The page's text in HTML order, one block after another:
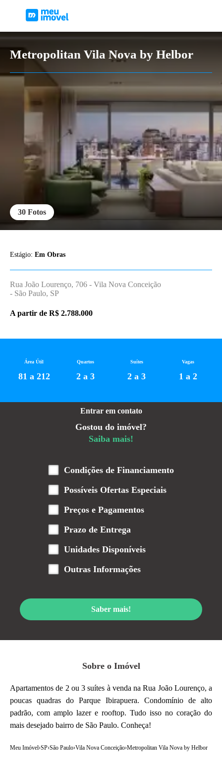
Metropolitan Vila Nova by Helbor
30 Fotos
Sobre o Imóvel
Apartamentos de 2 ou 3 suítes à venda na Rua João Lourenço, a
poucas quadras do Parque Ibirapuera. Condomínio de alto
padrão, com amplo lazer e rooftop. Tudo isso no coração do
mais desejado bairro de São Paulo. Conheça!
Meu Imóvel›SP›São Paulo›Vila Nova Conceição›Metropolitan Vila Nova by Helbor
Entrar em contato
Gostou do imóvel?
Saiba mais!
Condições de Financiamento
Possíveis Ofertas Especiais
Preços e Pagamentos
Prazo de Entrega
Unidades Disponíveis
Outras Informações
Saber mais!
Área Útil
81 a 212
Quartos
2 a 3
Suítes
2 a 3
Vagas
1 a 2
Estágio: Em Obras
Rua João Lourenço, 706 - Vila Nova Conceição
- São Paulo, SP
A partir de R$ 2.788.000